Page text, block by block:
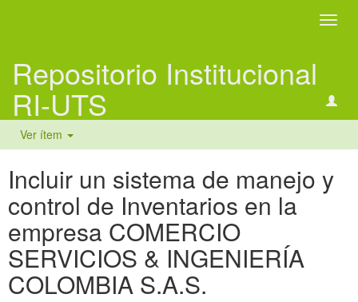
Repositorio Institucional
RI-UTS
Ver ítem
Incluir un sistema de manejo y
control de Inventarios en la
empresa COMERCIO
SERVICIOS & INGENIERÍA
COLOMBIA S.A.S.